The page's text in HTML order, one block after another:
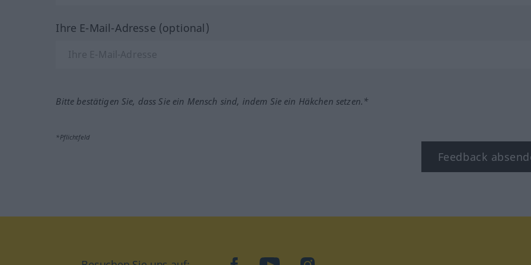
Ihre E-Mail-Adresse (optional)
Bitte bestätigen Sie, dass Sie ein Mensch sind, indem Sie ein Häkchen setzen.*
*Pflichtfeld
Feedback